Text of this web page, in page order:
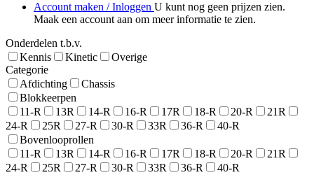
Account maken / Inloggen U kunt nog geen prijzen zien.
Maak een account aan om meer informatie te zien.
Onderdelen t.b.v.
Kennis
Kinetic
Overige
Categorie
Afdichting
Chassis
Blokkeerpen
11-R
13R 14-R 16-R 17R 18-R 20-R
21R
24-R
25R 27-R 30-R 33R 36-R
40-R
Bovenlooprollen
11-R
13R 14-R 16-R 17R 18-R 20-R
21R
24-R
25R 27-R 30-R 33R 36-R
40-R